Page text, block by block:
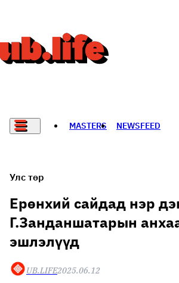
MASTERS NEWSFEED
THE NEW YORK TIMES
НАДАД НЭГ САНАЛ БАЙНА
Улс төр
Ерөнхий сайдад нэр
Г.Занданшатарын
эшлэлүүд
UB.LIFE2025.06.12